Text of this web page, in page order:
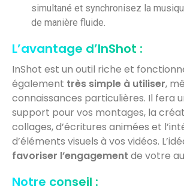
simultané et synchronisez la
de manière fluide.
L’avantage d’InShot :
InShot est un outil riche et
également très simple à utiliser,
connaissances particulières. Il fera
support pour vos montages, la
collages, d’écritures animées et
d’éléments visuels à vos vidéos.
favoriser l’engagement de votre
Notre conseil :